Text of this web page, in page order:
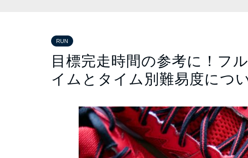
RUN
目標完走時間の参考に！フ
イムとタイム別難易度につ